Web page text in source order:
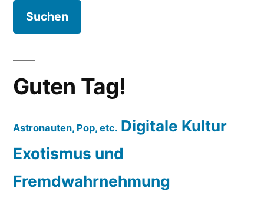
Guten Tag!
Astronauten, Pop, etc. Digitale Kultur
Exotismus und
Fremdwahrnehmung